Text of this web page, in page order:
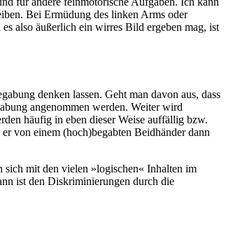
Bei Ermüdung des linken Arms oder
also äußerlich ein wirres Bild ergeben mag, ist
denken lassen. Geht man davon aus, dass
angenommen werden. Weiter wird
häufig in eben dieser Weise auffällig bzw.
von einem (hoch)begabten Beidhänder dann
sich mit den vielen »logischen« Inhalten im
ist den Diskriminierungen durch die